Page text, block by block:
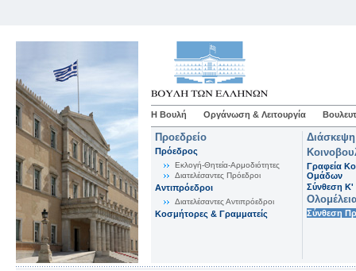
Η Βουλή Οργάνωση & Λειτουργία
Προεδρείο
Πρόεδρος
Εκλογή-Θητεία-Αρμοδιότητες
Διατελέσαντες Πρόεδροι
Αντιπρόεδροι
Διατελέσαντες Αντιπρόεδροι
Κοσμήτορες & Γραμματείς
Γραφεία
Ομάδων
Σύνθεση K'
Σύνθεση